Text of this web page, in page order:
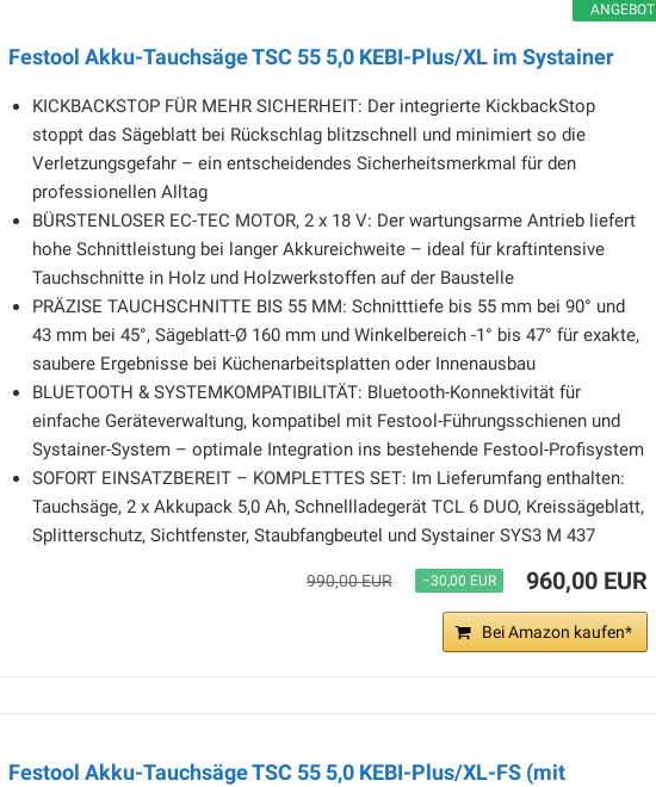
ANGEBOT
Festool Akku-Tauchsäge TSC 55 5,0 KEBI-Plus/XL im Systainer
KICKBACKSTOP FÜR MEHR SICHERHEIT: Der integrierte KickbackStop
stoppt das Sägeblatt bei Rückschlag blitzschnell und minimiert so die
Verletzungsgefahr – ein entscheidendes Sicherheitsmerkmal für den
professionellen Alltag
BÜRSTENLOSER EC-TEC MOTOR, 2 x 18 V: Der wartungsarme Antrieb liefert
hohe Schnittleistung bei langer Akkureichweite – ideal für kraftintensive
Tauchschnitte in Holz und Holzwerkstoffen auf der Baustelle
PRÄZISE TAUCHSCHNITTE BIS 55 MM: Schnitttiefe bis 55 mm bei 90° und
43 mm bei 45°, Sägeblatt-Ø 160 mm und Winkelbereich -1° bis 47° für exakte,
saubere Ergebnisse bei Küchenarbeitsplatten oder Innenausbau
BLUETOOTH & SYSTEMKOMPATIBILITÄT: Bluetooth-Konnektivität für
einfache Geräteverwaltung, kompatibel mit Festool-Führungsschienen und
Systainer-System – optimale Integration ins bestehende Festool-Profisystem
SOFORT EINSATZBEREIT – KOMPLETTES SET: Im Lieferumfang enthalten:
Tauchsäge, 2 x Akkupack 5,0 Ah, Schnellladegerät TCL 6 DUO, Kreissägeblatt,
Splitterschutz, Sichtfenster, Staubfangbeutel und Systainer SYS3 M 437
990,00 EUR −30,00 EUR 960,00 EUR
Bei Amazon kaufen*
Festool Akku-Tauchsäge TSC 55 5,0 KEBI-Plus/XL-FS (mit